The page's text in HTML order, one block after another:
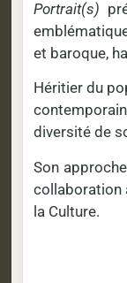
Portrait(s)
et baroque,
Héritier du
diversité de
Son
collaboration
la Culture.